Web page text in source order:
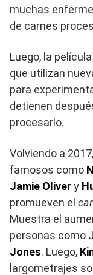
muchas
de carnes
Luego, la
que utilizan
para
detienen
procesarlo.
Volviendo a
famosos como
Jamie Olivery
promueven el
Muestra el
personas como
Jones. Luego,
largometrajes